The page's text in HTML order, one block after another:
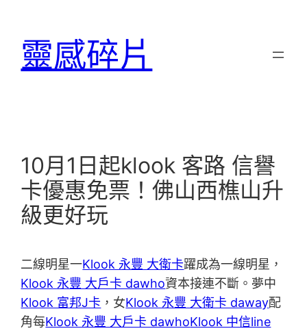
靈感碎片
10月1日起klook 客路 信譽
卡優惠免票！佛山西樵山升
級更好玩
二線明星一Klook 永豐 大衛卡躍成為一線明星，
Klook 永豐 大戶卡 dawho資本接連不斷。夢中
Klook 富邦J卡 ，女Klook 永豐 大衛卡 daway配
角每Klook 永豐 大戶卡 dawhoKlook 中信line